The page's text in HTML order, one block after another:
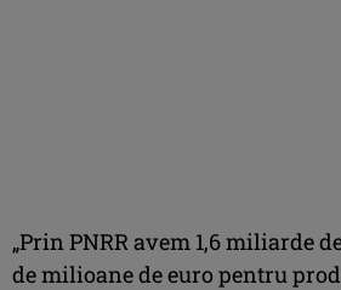
„Prin PNRR avem 1,6 miliarde
de milioane de euro pentru